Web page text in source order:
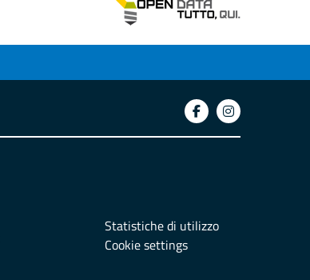
Statistiche di utilizzo
Cookie settings